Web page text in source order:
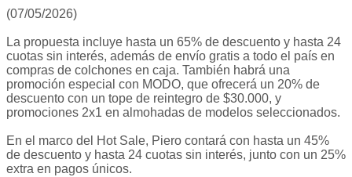
(07/05/2026)
La propuesta incluye hasta un 65% de descuento y hasta 24
cuotas sin interés, además de envío gratis a todo el país en
compras de colchones en caja. También habrá una
promoción especial con MODO, que ofrecerá un 20% de
descuento con un tope de reintegro de $30.000, y
promociones 2x1 en almohadas de modelos seleccionados.
En el marco del Hot Sale, Piero contará con hasta un 45%
de descuento y hasta 24 cuotas sin interés, junto con un 25%
extra en pagos únicos.